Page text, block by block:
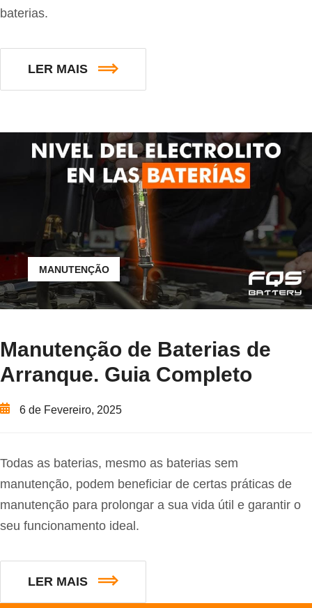
baterias.
LER MAIS
MANUTENÇÃO
Manutenção de Baterias de
Arranque. Guia Completo
6 de Fevereiro, 2025
Todas as baterias, mesmo as baterias sem
manutenção, podem beneficiar de certas práticas de
manutenção para prolongar a sua vida útil e garantir o
seu funcionamento ideal.
LER MAIS